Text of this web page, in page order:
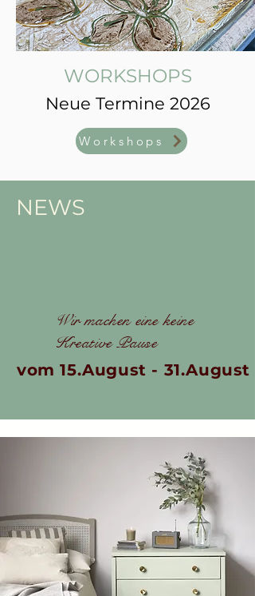
WORKSHOPS
Neue Termine 2026
Workshops
NEWS
Wir machen eine keine
Kreative Pause
vom 15.August - 31.August